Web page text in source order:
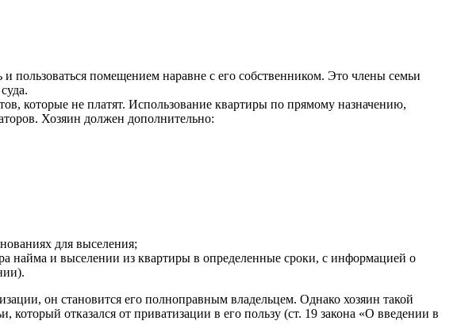
помещением наравне с его собственником. Это члены семьи
которые не платят. Использование квартиры по прямому назначению,
Хозяин должен дополнительно:
для выселения;
найма и выселении из квартиры в определенные сроки, с информацией о
он становится его полноправным владельцем. Однако хозяин такой
отказался от приватизации в его пользу (ст. 19 закона «О введении в